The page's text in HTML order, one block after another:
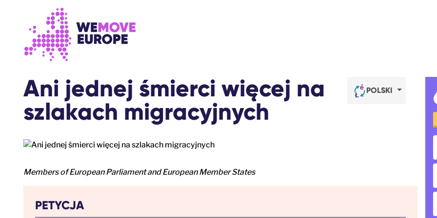
POLSKI
Ani jednej śmierci więcej na
szlakach migracyjnych
Members of European Parliament and European Member States
PETYCJA